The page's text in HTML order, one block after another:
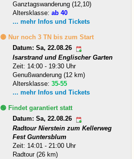
Ganztagswanderung (12,10)
Altersklasse:ab 40
... mehr Infos und Tickets
🟡 Nur noch 3 TN bis zum Start
Datum: Sa, 22.08.26
Isarstrand und Englischer Garten
Zeit: 14:00 - 19:30 Uhr
Genußwanderung (12 km)
Altersklasse:35-55
... mehr Infos und Tickets
🟢 Findet garantiert statt
Datum: Sa, 22.08.26
Radtour Nierstein zum Kellerweg
Fest Guntersblum
Zeit: 14:01 - 21:00 Uhr
Radtour (26 km)